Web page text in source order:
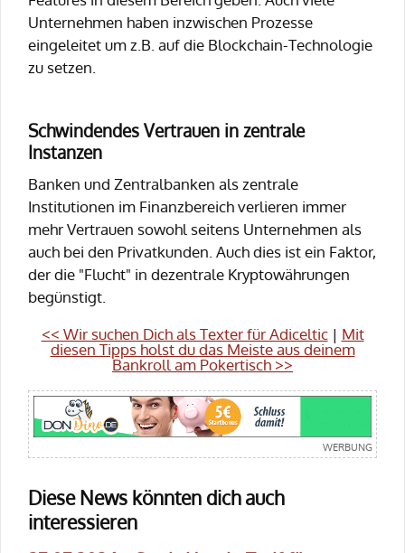
Unternehmen haben inzwischen Prozesse
eingeleitet um z.B. auf die Blockchain-Technologie
zu setzen.
Schwindendes Vertrauen in zentrale
Instanzen
Banken und Zentralbanken als zentrale
Institutionen im Finanzbereich verlieren immer
mehr Vertrauen sowohl seitens Unternehmen als
auch bei den Privatkunden. Auch dies ist ein Faktor,
der die "Flucht" in dezentrale Kryptowährungen
begünstigt.
<< Wir suchen Dich als Texter für Adiceltic| Mit
diesen Tipps holst du das Meiste aus deinem
Bankroll am Pokertisch >>
Diese News könnten dich auch
interessieren